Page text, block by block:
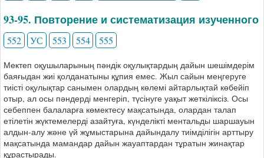
93-95. Повторение и систематизация изученного
552 УС 553 554 555
Мектеп оқушыларының пәндік оқулықтардың дайын шешімдерім
баяғыдан жиі қолданатыны құпия емес. Жыл сайын меңгеруге
тиісті оқулықтар санымен олардың көлемі айтарлықтай көбейіп
отыр, ал осы пәндерді менгеріп, түсінуге уақыт жеткіліксіз. Осы
себеппен балаларға көмектесу мақсатында, олардан талап
етілетін жүктемелерді азайтуға, күнделікті ментальды шаршауын
алдын-алу және үй жұмыстарына дайындалу тиімділігін арттыру
мақсатында мамандар дайын жауаптардан тұратын жинақтар
құрастырады.